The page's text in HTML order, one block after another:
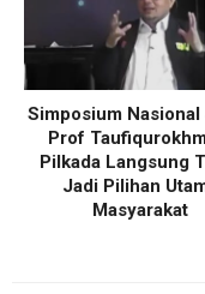
Simposium Nasional
Prof
Pilkada Langsung
Jadi Pilihan
Masyarakat